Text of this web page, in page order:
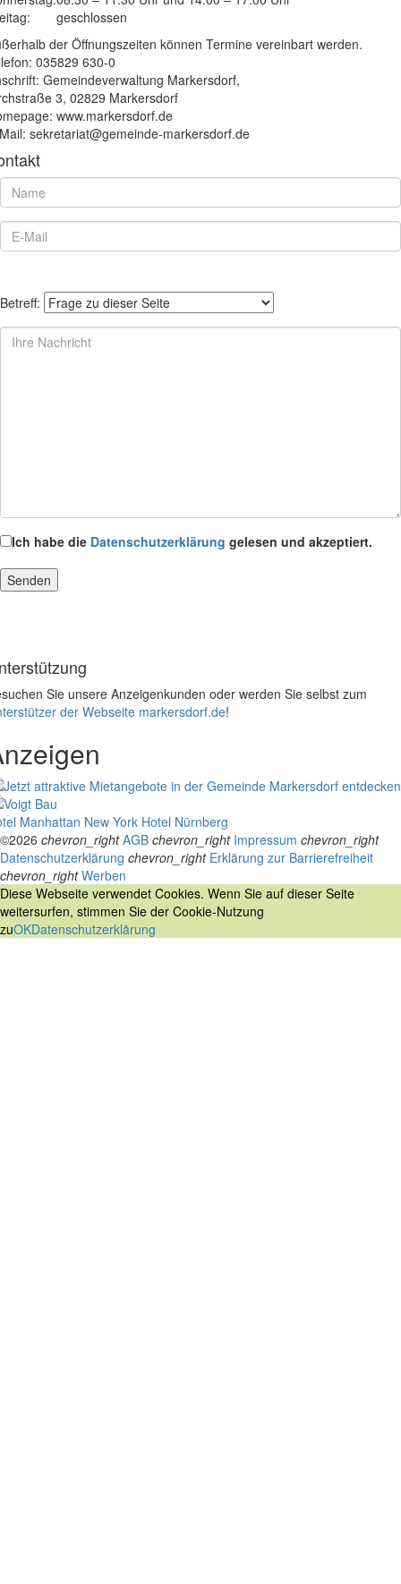
geschlossen
der Öffnungszeiten können Termine vereinbart werden.
035829 630-0
Gemeindeverwaltung Markersdorf,
3, 02829 Markersdorf
www.markersdorf.de
sekretariat@gemeinde-markersdorf.de
Betreff:
Ich habe die Datenschutzerklärung gelesen und akzeptiert.
Sie unsere Anzeigenkunden oder werden Sie selbst zum
der Webseite markersdorf.de!
Manhattan New York Hotel Nürnberg
©2026 chevron_right AGB chevron_right Impressum chevron_right
Datenschutzerklärung chevron_right Erklärung zur Barrierefreiheit
chevron_right Werben
Diese Webseite verwendet Cookies. Wenn Sie auf dieser Seite
weitersurfen, stimmen Sie der Cookie-Nutzung
zuOKDatenschutzerklärung